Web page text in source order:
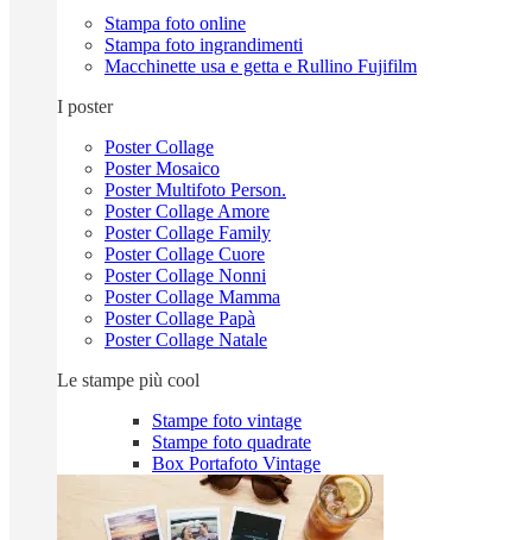
Stampa foto online
Stampa foto ingrandimenti
Macchinette usa e getta e Rullino Fujifilm
I poster
Poster Collage
Poster Mosaico
Poster Multifoto Person.
Poster Collage Amore
Poster Collage Family
Poster Collage Cuore
Poster Collage Nonni
Poster Collage Mamma
Poster Collage Papà
Poster Collage Natale
Le stampe più cool
Stampe foto vintage
Stampe foto quadrate
Box Portafoto Vintage